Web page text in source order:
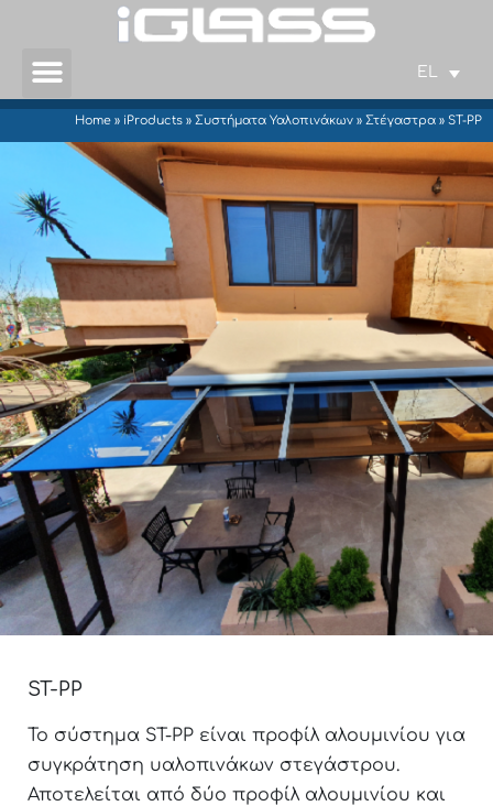
EL
Home » iProducts » Συστήματα Υαλοπινάκων » Στέγαστρα » ST-PP
ST-PP
Το σύστημα ST-PP είναι προφίλ αλουμινίου για
συγκράτηση υαλοπινάκων στεγάστρου.
Αποτελείται από δύο προφίλ αλουμινίου και